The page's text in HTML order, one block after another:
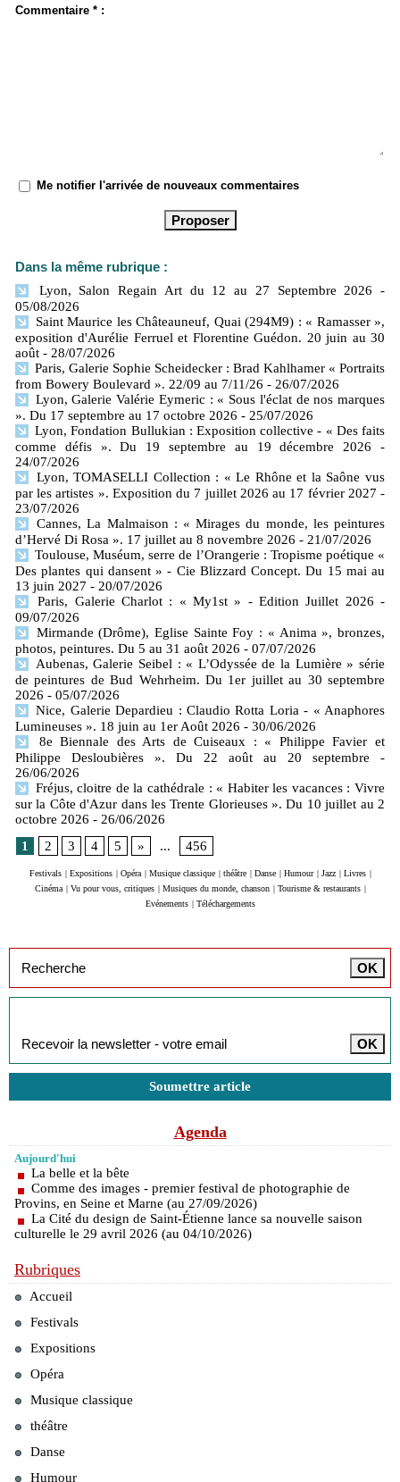
Commentaire * :
Me notifier l'arrivée de nouveaux commentaires
Dans la même rubrique :
Lyon, Salon Regain Art du 12 au 27 Septembre 2026
-
05/08/2026
Saint Maurice les Châteauneuf, Quai (294M9) : « Ramasser »,
exposition d'Aurélie Ferruel et Florentine Guédon. 20 juin au 30
août - 28/07/2026
Paris, Galerie Sophie Scheidecker : Brad Kahlhamer « Portraits
from Bowery Boulevard ». 22/09 au 7/11/26 - 26/07/2026
Lyon, Galerie Valérie Eymeric : « Sous l'éclat de nos marques
». Du 17 septembre au 17 octobre 2026 - 25/07/2026
Lyon, Fondation Bullukian : Exposition collective - « Des faits
comme défis ». Du 19 septembre au 19 décembre 2026
-
24/07/2026
Lyon, TOMASELLI Collection : « Le Rhône et la Saône vus
par les artistes ». Exposition du 7 juillet 2026 au 17 février 2027 -
23/07/2026
Cannes, La Malmaison : « Mirages du monde, les peintures
d’Hervé Di Rosa ». 17 juillet au 8 novembre 2026 - 21/07/2026
Toulouse, Muséum, serre de l’Orangerie : Tropisme poétique «
Des plantes qui dansent » - Cie Blizzard Concept. Du 15 mai au
13 juin 2027 - 20/07/2026
Paris, Galerie Charlot : « My1st » - Edition Juillet 2026 -
09/07/2026
Mirmande (Drôme), Eglise Sainte Foy : « Anima », bronzes,
photos, peintures. Du 5 au 31 août 2026 - 07/07/2026
Aubenas, Galerie Seibel : « L’Odyssée de la Lumière » série
de peintures de Bud Wehrheim. Du 1er juillet au 30 septembre
2026 - 05/07/2026
Nice, Galerie Depardieu : Claudio Rotta Loria - « Anaphores
Lumineuses ». 18 juin au 1er Août 2026 - 30/06/2026
8e Biennale des Arts de Cuiseaux : « Philippe Favier et
Philippe Desloubières ». Du 22 août au 20 septembre
-
26/06/2026
Fréjus, cloitre de la cathédrale : « Habiter les vacances : Vivre
sur la Côte d'Azur dans les Trente Glorieuses ». Du 10 juillet au 2
octobre 2026 - 26/06/2026
1
2 3 4 5 » ... 456
Festivals Expositions Opéra Musique classique théâtre Danse Humour Jazz Livres
Cinéma
Vu pour vous, critiques Musiques du monde, chanson Tourisme & restaurants
Evénements
Téléchargements
Soumettre article
Agenda
Aujourd'hui
La belle et la bête
Comme des images - premier festival de photographie de
Provins, en Seine et Marne (au 27/09/2026)
La Cité du design de Saint-Étienne lance sa nouvelle saison
culturelle le 29 avril 2026 (au 04/10/2026)
Rubriques
Accueil
Festivals
Expositions
Opéra
Musique classique
théâtre
Danse
Humour